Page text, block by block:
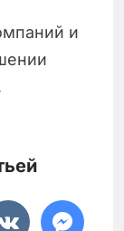
и